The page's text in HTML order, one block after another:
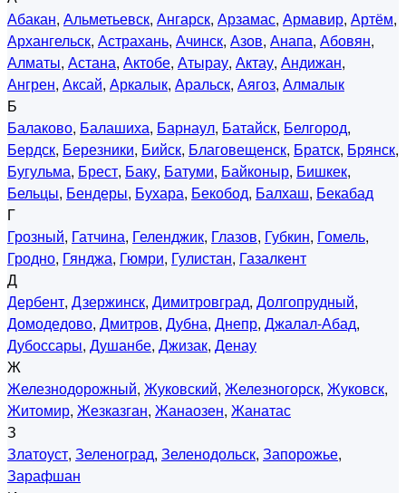
Абакан, Альметьевск, Ангарск, Арзамас, Армавир, Артём,
Архангельск, Астрахань, Ачинск, Азов, Анапа, Абовян,
Алматы, Астана, Актобе, Атырау, Актау, Андижан,
Ангрен, Аксай, Аркалык, Аральск, Аягоз, Алмалык
Б
Балаково, Балашиха, Барнаул, Батайск, Белгород,
Бердск, Березники, Бийск, Благовещенск, Братск, Брянск,
Бугульма, Брест, Баку, Батуми, Байконыр, Бишкек,
Бельцы, Бендеры, Бухара, Бекобод, Балхаш, Бекабад
Г
Грозный, Гатчина, Геленджик, Глазов, Губкин, Гомель,
Гродно, Гянджа, Гюмри, Гулистан, Газалкент
Д
Дербент, Дзержинск, Димитровград, Долгопрудный,
Домодедово, Дмитров, Дубна, Днепр, Джалал-Абад,
Дубоссары, Душанбе, Джизак, Денау
Ж
Железнодорожный, Жуковский, Железногорск, Жуковск,
Житомир, Жезказган, Жанаозен, Жанатас
З
Златоуст, Зеленоград, Зеленодольск, Запорожье,
Зарафшан